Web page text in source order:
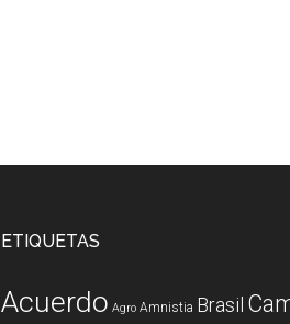
ETIQUETAS
Acuerdo Agro Amnistia Brasil